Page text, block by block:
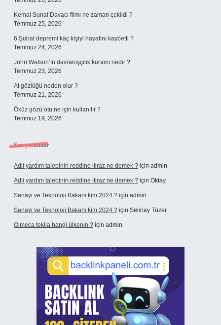
Kemal Sunal Davacı filmi ne zaman çekildi ?
Temmuz 25, 2026
6 Şubat depremi kaç kişiyi hayatını kaybetti ?
Temmuz 24, 2026
John Watson’ın davranışçılık kuramı nedir ?
Temmuz 23, 2026
At gözlüğü neden olur ?
Temmuz 21, 2026
Öküz gözü otu ne için kullanılır ?
Temmuz 19, 2026
Son yorumlar
Adli yardım talebinin reddine itiraz ne demek ? için admin
Adli yardım talebinin reddine itiraz ne demek ? için Oktay
Sanayi ve Teknoloji Bakanı kim 2024 ? için admin
Sanayi ve Teknoloji Bakanı kim 2024 ? için Selinay Tüzer
Olmeca tekila hangi ülkenin ? için admin